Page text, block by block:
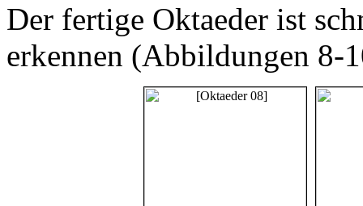
Der fertige Oktaeder ist
erkennen (Abbildungen 8-